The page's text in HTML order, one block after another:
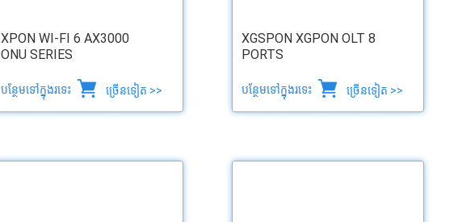
XPON WI-FI 6 AX3000
ONU SERIES
បន្ថែមទៅក្នុងរទេះ ច្រើនទៀត >>
XGSPON XGPON OLT 8
PORTS
បន្ថែមទៅក្នុងរទេះ ច្រើនទៀត >>